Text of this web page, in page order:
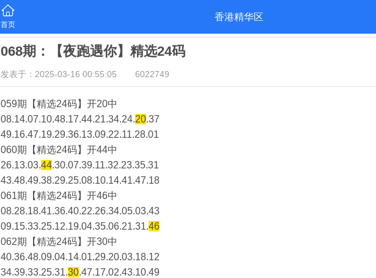
首页
香港精华区
068期：【夜跑遇你】精选24码
发表于：2025-03-16 00:55:05 6022749
059期【精选24码】开20中
08.14.07.10.48.17.44.21.34.24.20.37
49.16.47.19.29.36.13.09.22.11.28.01
060期【精选24码】开44中
26.13.03.44.30.07.39.11.32.23.35.31
43.48.49.38.29.25.08.10.14.41.47.18
061期【精选24码】开46中
08.28.18.41.36.40.22.26.34.05.03.43
09.15.33.25.12.19.04.35.06.21.31.46
062期【精选24码】开30中
40.36.48.09.04.14.01.29.20.03.18.12
34.39.33.25.31.30.47.17.02.43.10.49